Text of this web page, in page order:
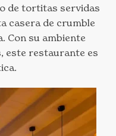
de tortitas servidas
casera de crumble
Con su ambiente
este restaurante es